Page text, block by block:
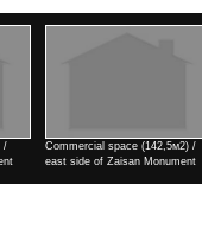
2 rooms / north side of Tengis
cinema